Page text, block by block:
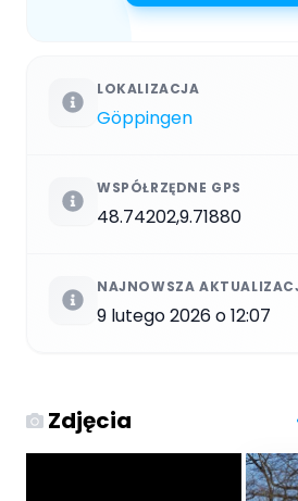
LOKALIZACJA
Göppingen
WSPÓŁRZĘDNE GPS
48.74202,9.71880
NAJNOWSZA
9 lutego 2026 o 12:07
Zdjęcia